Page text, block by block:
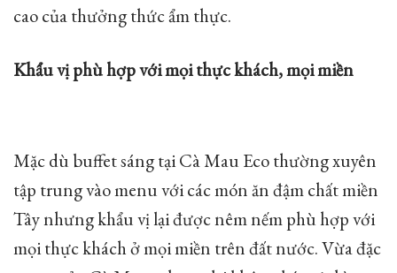
cao của thưởng thức ẩm thực.
Khẩu vị phù hợp với mọi thực khách, mọi miền
Mặc dù buffet sáng tại Cà Mau Eco thường xuyên
tập trung vào menu với các món ăn đậm chất miền
Tây nhưng khẩu vị lại được nêm nếm phù hợp với
mọi thực khách ở mọi miền trên đất nước. Vừa đặc